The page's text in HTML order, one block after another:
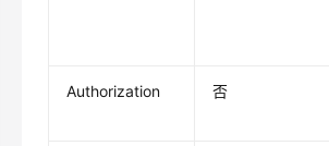
Authorization 否